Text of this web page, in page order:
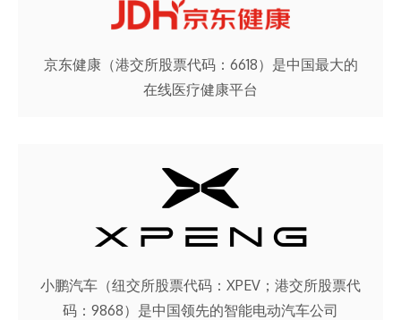
京东健康（港交所股票代码：6618）是中国最大的
在线医疗健康平台
小鹏汽车（纽交所股票代码：XPEV；港交所股票代
码：9868）是中国领先的智能电动汽车公司